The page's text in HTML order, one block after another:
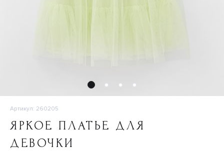
Артикул: 260205
ЯРКОЕ ПЛАТЬЕ ДЛЯ
ДЕВОЧКИ